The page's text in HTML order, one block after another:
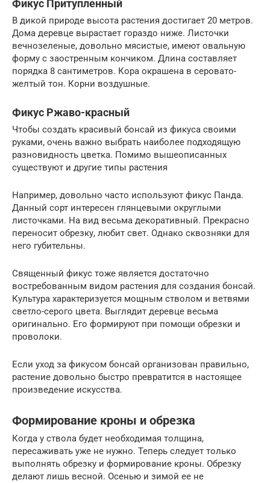
Фикус Притупленный
В дикой природе высота растения достигает 20 метров.
Дома деревце вырастает гораздо ниже. Листочки
вечнозеленые, довольно мясистые, имеют овальную
форму с заостренным кончиком. Длина составляет
порядка 8 сантиметров. Кора окрашена в серовато-
желтый тон. Корни воздушные.
Фикус Ржаво-красный
Чтобы создать красивый бонсай из фикуса своими
руками, очень важно выбрать наиболее подходящую
разновидность цветка. Помимо вышеописанных
существуют и другие типы растения
Например, довольно часто используют фикус Панда.
Данный сорт интересен глянцевыми округлыми
листочками. На вид весьма декоративный. Прекрасно
переносит обрезку, любит свет. Однако сквозняки для
него губительны.
Священный фикус тоже является достаточно
востребованным видом растения для создания бонсай.
Культура характеризуется мощным стволом и ветвями
светло-серого цвета. Выглядит деревце весьма
оригинально. Его формируют при помощи обрезки и
проволоки.
Если уход за фикусом бонсай организован правильно,
растение довольно быстро превратится в настоящее
произведение искусства.
Формирование кроны и обрезка
Когда у ствола будет необходимая толщина,
пересаживать уже не нужно. Теперь следует только
выполнять обрезку и формирование кроны. Обрезку
делают лишь весной. Осенью и зимой ее не